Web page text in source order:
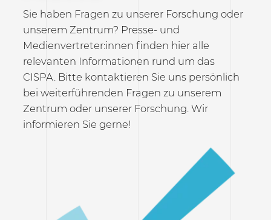
Sie haben Fragen zu unserer Forschung oder
unserem Zentrum? Presse- und
Medienvertreter:innen finden hier alle
relevanten Informationen rund um das
CISPA. Bitte kontaktieren Sie uns persönlich
bei weiterführenden Fragen zu unserem
Zentrum oder unserer Forschung. Wir
informieren Sie gerne!